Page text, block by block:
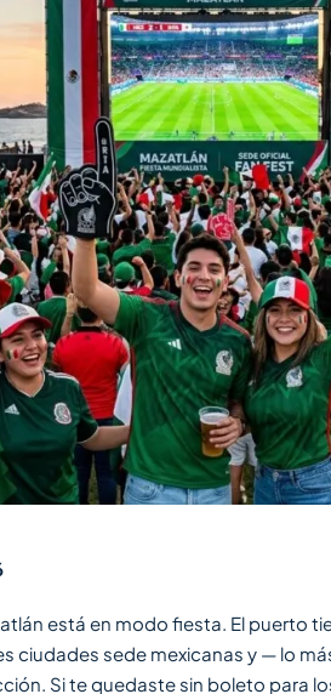
está en modo fiesta. El puerto
ciudades sede mexicanas y — lo
Si te quedaste sin boleto para